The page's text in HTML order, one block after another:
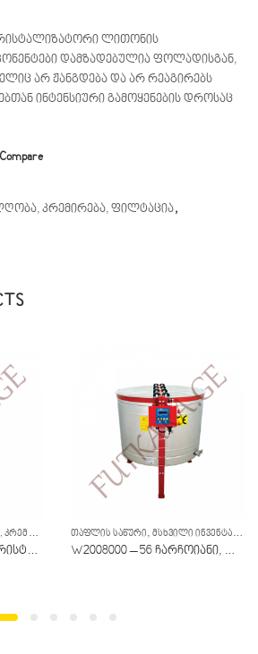
ლითონის
დამზადებულია ფოლადისგან,
არ ჟანგდება და არ რეაგირებს
ინტენსიური გამოყენების დროსაც
Compare
კრემირება, ფილტაცია,
ᲗᲐᲤᲚᲘᲡ ᲨᲔᲛᲠᲔᲕᲘ, ᲒᲐᲚᲦᲝᲑᲐ, ᲙᲠᲔᲛᲘᲠᲔᲑᲐ, ᲤᲘᲚᲢᲐᲪᲘᲐ ,ᲛᲡᲮᲕᲘᲚᲘ ᲘᲜᲕᲔᲜᲢᲐᲠᲘ
W5020 – თაფლის დეკრისტალიზატორი
ᲗᲐᲤᲚᲘᲡ ᲡᲐᲬᲣᲠᲘ, ᲛᲡᲮᲕᲘᲚᲘ ᲘᲜᲕᲔᲜᲢᲐᲠᲘ
W2008000 – 56 ჩარჩოიანი, რადიალური, ელქტრო 230ვ